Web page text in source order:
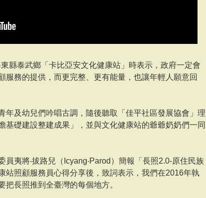
縣泰武鄉「卡比亞安文化健康站」時表示，政府一定會
服務的提供，而更完整、更有能量，也讓年輕人願意回
年及幼兒們吟唱古調，隨後聽取「佳平社區發展協會」理
基礎建設整建成果」，並與文化健康站的爺爺奶奶們一同
夷將‧拔路兒（Icyang‧Parod）簡報「長照2.0-原住民族
站照顧服務員心得分享後，致詞表示，我們在2016年執
長照推到全臺灣的每個地方。